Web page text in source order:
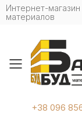
Интернет-
материалов
Toggle
+38 096